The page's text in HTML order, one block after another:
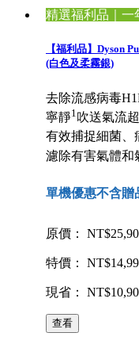
精選福利品｜一
【福利品】Dyson
(白色及柔霧銀)
去除流感病毒
寧靜1吹送氣流
有效捕捉細菌、
濾除有害氣體和
單機優惠不含贈
原價：
特價：
現省：
查看